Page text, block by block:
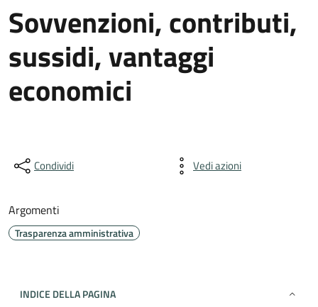
Sovvenzioni, contributi,
sussidi, vantaggi
economici
Condividi Vedi azioni
Argomenti
Trasparenza amministrativa
INDICE DELLA PAGINA